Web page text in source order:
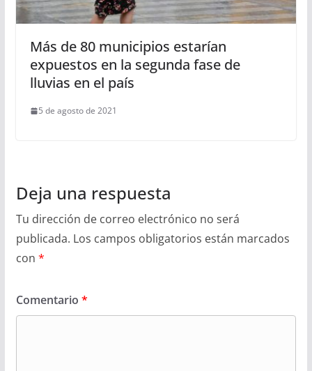
Más de 80 municipios estarían
expuestos en la segunda fase de
lluvias en el país
5 de agosto de 2021
Deja una respuesta
Tu dirección de correo electrónico no será
publicada. Los campos obligatorios están marcados
con *
Comentario *